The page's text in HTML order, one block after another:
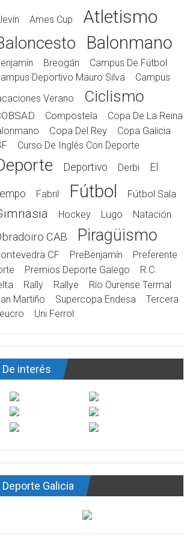
Ames Cup Atletismo
Balonmano
Breogán
Campus De Fútbol
Deportivo Mauro Silva
Campus
Verano
Ciclismo
Compostela
Copa De La Reina
Copa Del Rey
Copa Galicia
Curso De Inglés Con Deporte
Deportivo Derbi El
Fabril Fútbol Fútbol Sala
Hockey Lugo Natación
CAB Piragüismo
CF PreBenjamín
Preferente
Premios Deporte Galego
R.C.
Rally Rallye
Río Ourense Termal
Martiño
Supercopa Endesa
Tercera
Uni Ferrol
De interés
Deporte Galicia